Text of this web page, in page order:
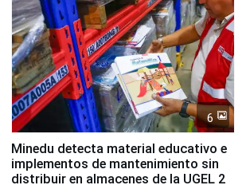
6
Minedu detecta material educativo e
implementos de mantenimiento sin
distribuir en almacenes de la UGEL 2